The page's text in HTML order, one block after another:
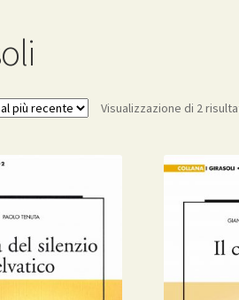
Visualizzazione di 2